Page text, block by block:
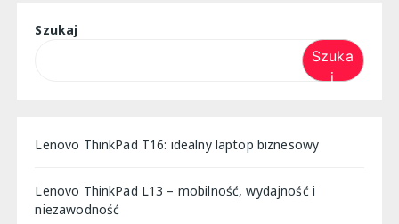
Szukaj
Szuka
j
Lenovo ThinkPad T16: idealny laptop biznesowy
Lenovo ThinkPad L13 – mobilność, wydajność i
niezawodność